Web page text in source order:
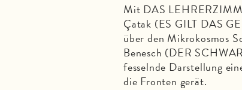
Mit DAS
Çatak (ES GILT DAS
über den Mikrokosmos
Benesch (DER
fesselnde Darstellung
die Fronten gerät.